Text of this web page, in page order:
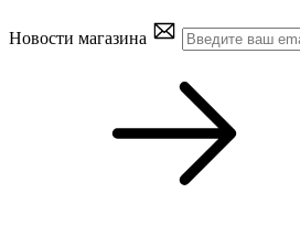
Новости магазина